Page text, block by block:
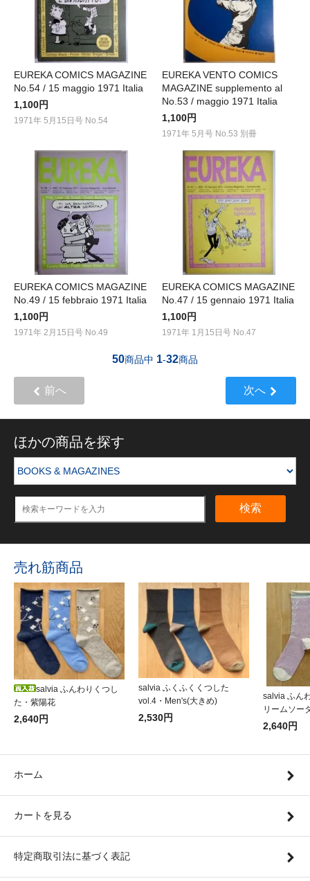
EUREKA COMICS MAGAZINE
No.54 / 15 maggio 1971 Italia
1,100円
1971年 5月15日号 No.54
EUREKA VENTO COMICS
MAGAZINE supplemento al
No.53 / maggio 1971 Italia
1,100円
1971年 5月号 No.53 別冊
EUREKA COMICS MAGAZINE
No.49 / 15 febbraio 1971 Italia
1,100円
1971年 2月15日号 No.49
EUREKA COMICS MAGAZINE
No.47 / 15 gennaio 1971 Italia
1,100円
1971年 1月15日号 No.47
50商品中 1-32商品
前へ 次へ
ほかの商品を探す
検索
売れ筋商品
salvia ふんわりくつし
た・紫陽花
2,640円
salvia ふくふくくつした
vol.4・Men's(大きめ)
2,530円
salvia ふん
リームソー
2,640円
ホーム
カートを見る
特定商取引法に基づく表記